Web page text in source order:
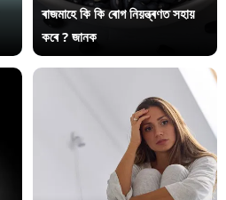
ৰাজমাহে কি কি ৰোগ নিয়ন্ত্ৰণত সহায়
কৰে ? জানক